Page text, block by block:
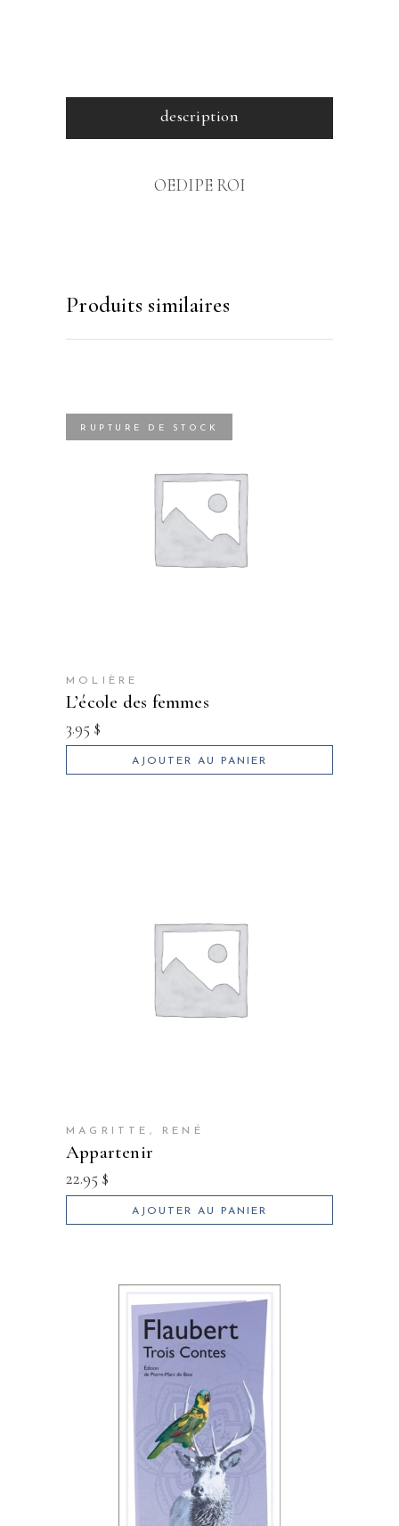
description
OEDIPE ROI
Produits similaires
RUPTURE DE STOCK
MOLIÈRE
l’école des femmes
3.95 $
AJOUTER AU PANIER
MAGRITTE, RENÉ
appartenir
22.95 $
AJOUTER AU PANIER